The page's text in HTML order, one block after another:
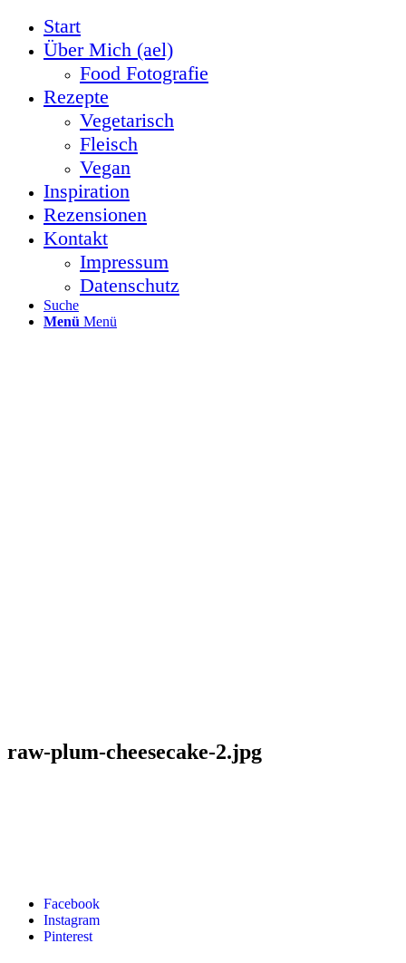
Start
Über Mich (ael)
Food Fotografie
Rezepte
Vegetarisch
Fleisch
Vegan
Inspiration
Rezensionen
Kontakt
Impressum
Datenschutz
Suche
Menü Menü
Facebook
Instagram
Pinterest
raw-plum-cheesecake-2.jpg